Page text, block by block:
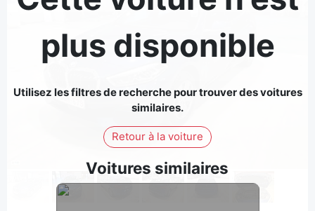
plus disponible
Utilisez les filtres de recherche pour trouver des voitures
similaires.
Retour à la voiture
Voitures similaires